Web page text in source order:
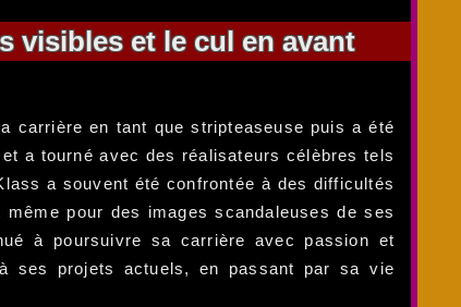
visibles et le cul en avant
carrière en tant que stripteaseuse puis a été
a tourné avec des réalisateurs célèbres tels
a souvent été confrontée à des difficultés
pour des images scandaleuses de ses
à poursuivre sa carrière avec passion et
ses projets actuels, en passant par sa vie